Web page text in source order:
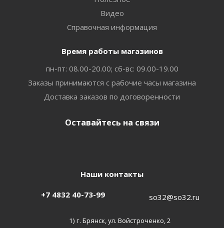
Видео
Справочная информация
Время работы магазинов
пн-пт: 08.00-20.00; сб-вс: 09.00-19.00
Заказы принимаются с рабочие часы магазина
Доставка заказов по договоренности
Оставайтесь на связи
Наши контакты
+7 4832 40-73-99 so32@so32.ru
1) г. Брянск, ул. Войстроченко, 2